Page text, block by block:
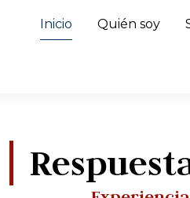
Inicio Quién soy